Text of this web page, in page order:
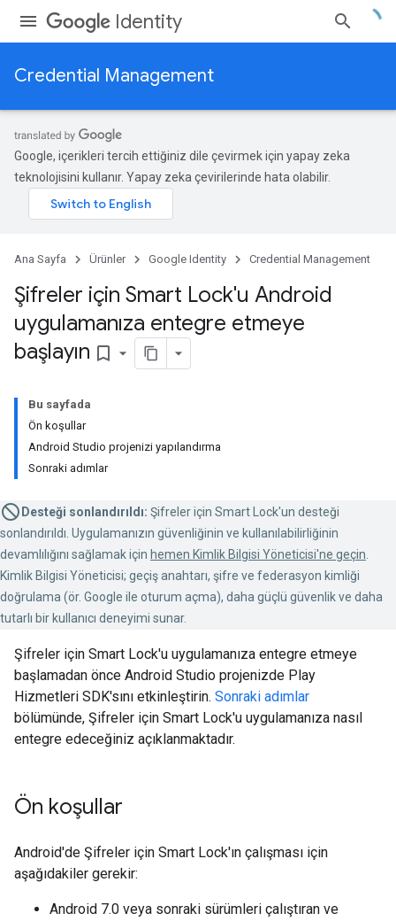
Identity
Credential Management
Google, içerikleri tercih ettiğiniz dile çevirmek için yapay zeka
teknolojisini kullanır. Yapay zeka çevirilerinde hata olabilir.
Ana Sayfa Ürünler Google Identity Credential Management
Şifreler için Smart Lock'u Android
uygulamanıza entegre etmeye
başlayın bookmark_border
Bu sayfada
Ön koşullar
Android Studio projenizi yapılandırma
Sonraki adımlar
Desteği sonlandırıldı: Şifreler için Smart Lock'un desteği
sonlandırıldı. Uygulamanızın güvenliğinin ve kullanılabilirliğinin
devamlılığını sağlamak için hemen Kimlik Bilgisi Yöneticisi'ne geçin
Kimlik Bilgisi Yöneticisi; geçiş anahtarı, şifre ve federasyon kimliği
doğrulama (ör. Google ile oturum açma), daha güçlü güvenlik ve daha
tutarlı bir kullanıcı deneyimi sunar.
Şifreler için Smart Lock'u uygulamanıza entegre etmeye
başlamadan önce Android Studio projenizde Play
Hizmetleri SDK'sını etkinleştirin. Sonraki adımlar
bölümünde, Şifreler için Smart Lock'u uygulamanıza nasıl
entegre edeceğiniz açıklanmaktadır.
Ön koşullar
Android'de Şifreler için Smart Lock'ın çalışması için
aşağıdakiler gerekir:
Android 7.0 veya sonraki sürümleri çalıştıran ve